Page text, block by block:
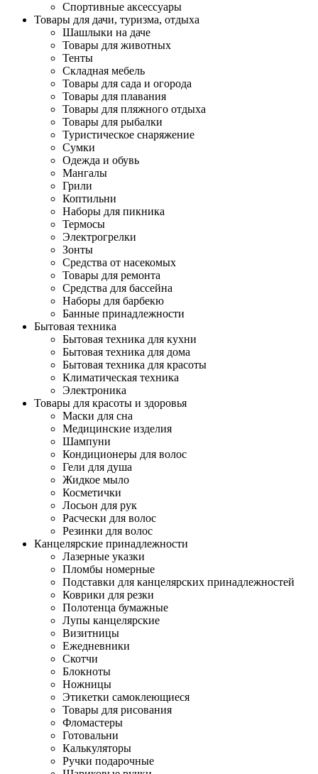
Спортивные аксессуары
Товары для дачи, туризма, отдыха
Шашлыки на даче
Товары для животных
Тенты
Складная мебель
Товары для сада и огорода
Товары для плавания
Товары для пляжного отдыха
Товары для рыбалки
Туристическое снаряжение
Сумки
Одежда и обувь
Мангалы
Грили
Коптильни
Наборы для пикника
Термосы
Электрогрелки
Зонты
Средства от насекомых
Товары для ремонта
Средства для бассейна
Наборы для барбекю
Банные принадлежности
Бытовая техника
Бытовая техника для кухни
Бытовая техника для дома
Бытовая техника для красоты
Климатическая техника
Электроника
Товары для красоты и здоровья
Маски для сна
Медицинские изделия
Шампуни
Кондиционеры для волос
Гели для душа
Жидкое мыло
Косметички
Лосьон для рук
Расчески для волос
Резинки для волос
Канцелярские принадлежности
Лазерные указки
Пломбы номерные
Подставки для канцелярских принадлежностей
Коврики для резки
Полотенца бумажные
Лупы канцелярские
Визитницы
Ежедневники
Скотчи
Блокноты
Ножницы
Этикетки самоклеющиеся
Товары для рисования
Фломастеры
Готовальни
Калькуляторы
Ручки подарочные